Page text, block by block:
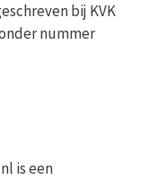
bij KVK
nummer
is een